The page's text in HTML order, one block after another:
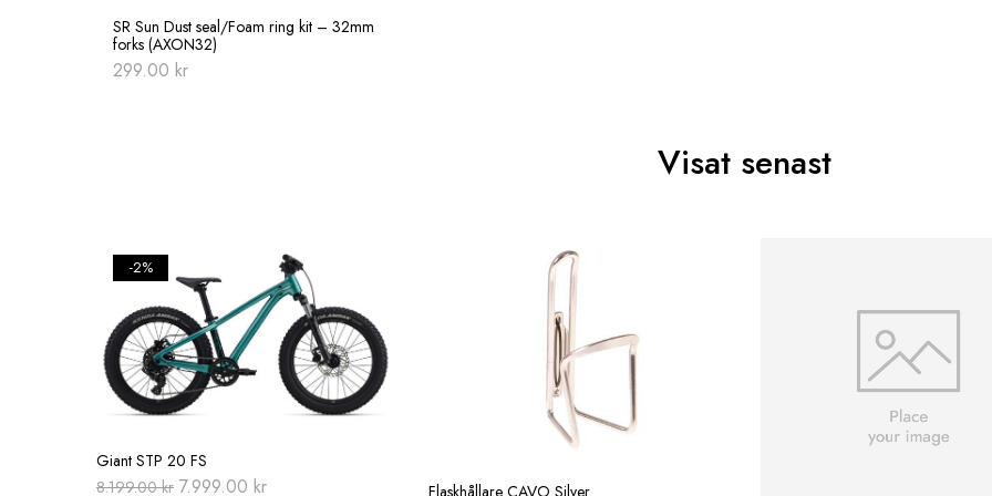
SR Sun Dust seal/Foam ring kit – 32mm
forks (AXON32)
299.00 kr
Visat senast
-2%
Giant STP 20 FS
8.199.00kr Original
7.999.00 krCurrent Flaskhållare CAVO Silver